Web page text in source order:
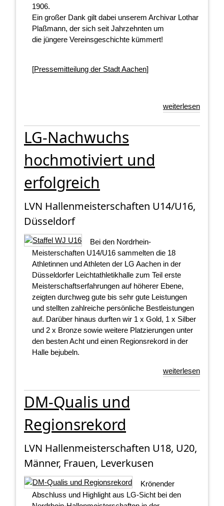
1906.
Ein großer Dank gilt dabei unserem Archivar Lothar
Plaßmann, der sich seit Jahrzehnten um
die jüngere Vereinsgeschichte kümmert!
[Pressemitteilung der Stadt Aachen]
weiterlesen
LG-Nachwuchs
hochmotiviert und
erfolgreich
LVN Hallenmeisterschaften U14/U16,
Düsseldorf
Bei den Nordrhein-
Meisterschaften U14/U16 sammelten die 18
Athletinnen und Athleten der LG Aachen in der
Düsseldorfer Leichtathletikhalle zum Teil erste
Meisterschaftserfahrungen auf höherer Ebene,
zeigten durchweg gute bis sehr gute Leistungen
und stellten zahlreiche persönliche Bestleistungen
auf. Darüber hinaus durften wir 1 x Gold, 1 x Silber
und 2 x Bronze sowie weitere Platzierungen unter
den besten Acht und einen Regionsrekord in der
Halle bejubeln.
weiterlesen
DM-Qualis und
Regionsrekord
LVN Hallenmeisterschaften U18, U20,
Männer, Frauen, Leverkusen
Krönender
Abschluss und Highlight aus LG-Sicht bei den